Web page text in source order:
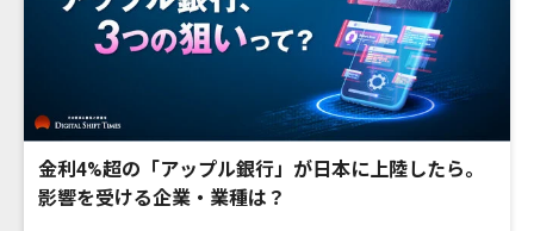
金利4%超の「アップル銀行」が日本に上陸したら。
影響を受ける企業・業種は？